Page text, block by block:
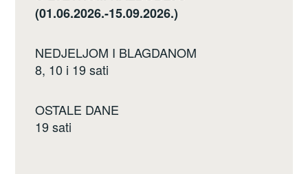
(01.06.2026.-15.09.2026.)
NEDJELJOM I BLAGDANOM
8, 10 i 19 sati
OSTALE DANE
19 sati